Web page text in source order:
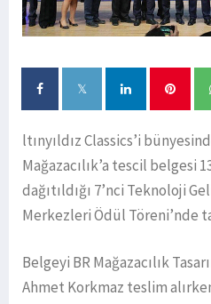
ltınyıldız Classics’i
Mağazacılık’a tescil belgesi
dağıtıldığı 7’nci Teknoloji
Merkezleri Ödül Töreni’nde
Belgeyi BR Mağazacılık
Ahmet Korkmaz teslim